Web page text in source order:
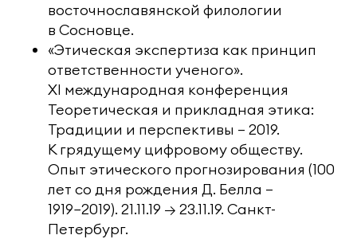
восточнославянской филологии
в Сосновце.
«Этическая экспертиза как принцип
ответственности ученого».
XI международная конференция
Теоретическая и прикладная этика:
Традиции и перспективы — 2019.
К грядущему цифровому обществу.
Опыт этического прогнозирования (100
лет со дня рождения Д. Белла —
1919−2019). 21.11.19 → 23.11.19. Санкт-
Петербург.